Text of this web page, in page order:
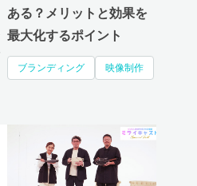
ある？メリットと効果を
最大化するポイント
ブランディング 映像制作